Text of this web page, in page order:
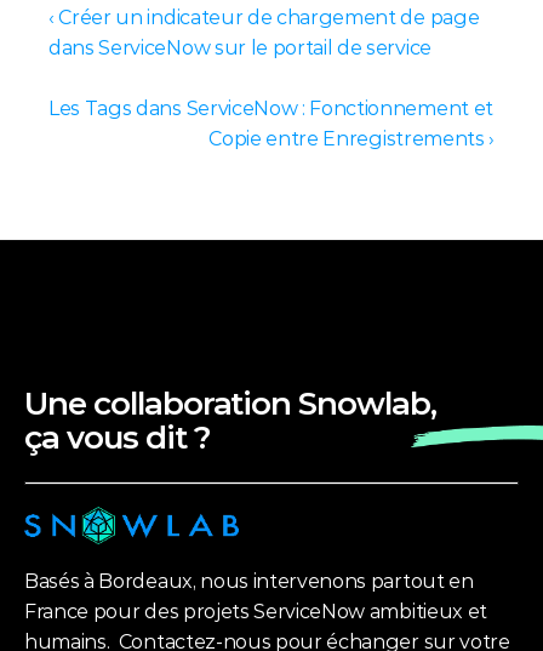
‹ Créer un indicateur de chargement de page
dans ServiceNow sur le portail de service
Les Tags dans ServiceNow : Fonctionnement et
Copie entre Enregistrements ›
Une collaboration Snowlab,
ça vous dit ?
Basés à Bordeaux, nous intervenons partout en
France pour des projets ServiceNow ambitieux et
humains.  Contactez-nous pour échanger sur votre